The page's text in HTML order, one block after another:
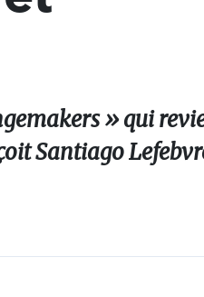
» qui
Santiago